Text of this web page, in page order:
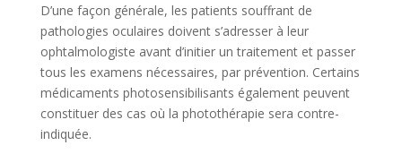
D’une façon générale, les patients souffrant de
pathologies oculaires doivent s’adresser à leur
ophtalmologiste avant d’initier un traitement et passer
tous les examens nécessaires, par prévention. Certains
médicaments photosensibilisants également peuvent
constituer des cas où la photothérapie sera contre-
indiquée.